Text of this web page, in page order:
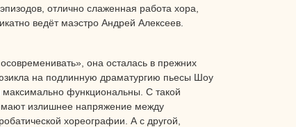
отлично слаженная работа хора,
ведёт маэстро Андрей Алексеев.
она осталась в прежних
на подлинную драматургию пьесы Шоу
функциональны. С такой
излишнее напряжение между
хореографии. А с другой,